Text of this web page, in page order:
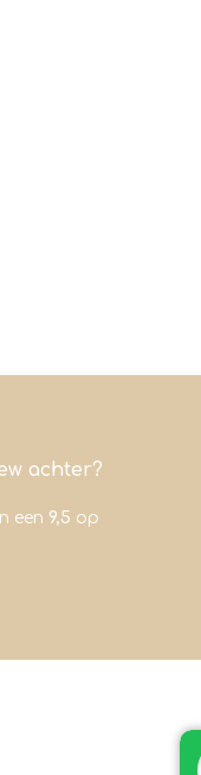
achter?
een 9,5 op